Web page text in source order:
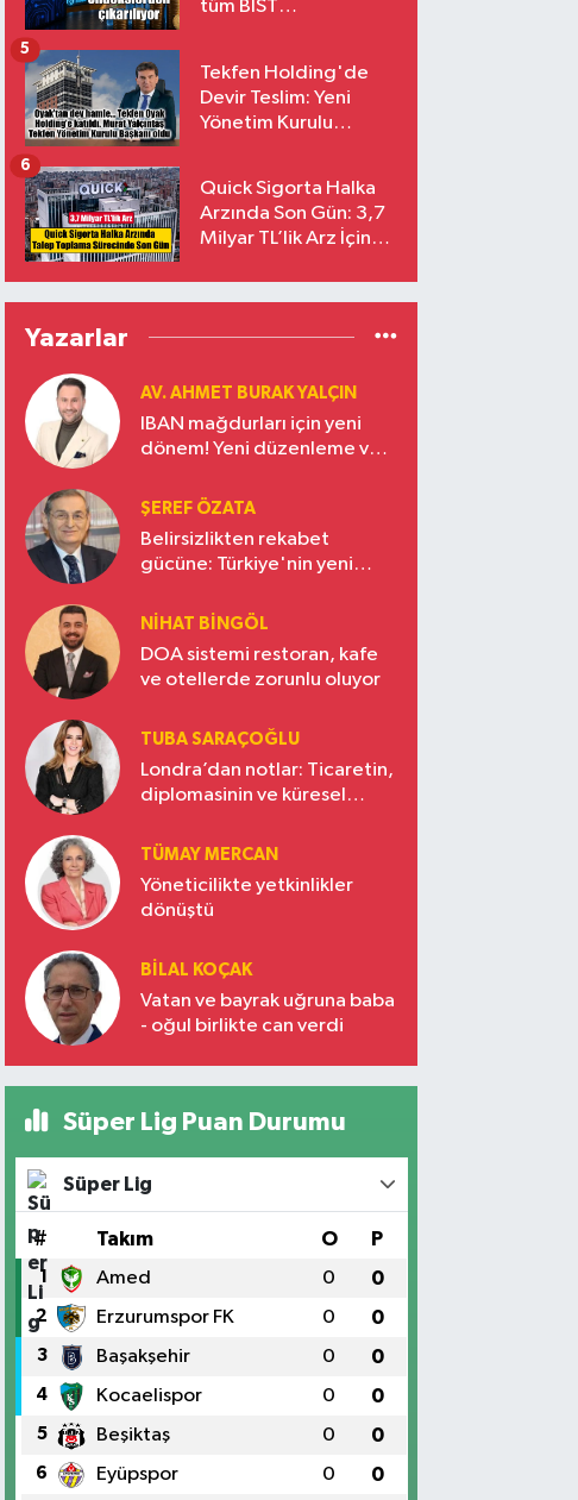
tüm BIST
Tekfen Holding'de
Devir Teslim: Yeni
Yönetim Kurulu
5
Quick Sigorta Halka
Arzında Son Gün: 3,7
Milyar TL’lik Arz İçin
Eriyor
6
Yazarlar
AV. AHMET BURAK YALÇIN
IBAN mağdurları için yeni
dönem! Yeni düzenleme ve
ŞEREF ÖZATA
Belirsizlikten rekabet
gücüne: Türkiye'nin yeni
NIHAT BINGÖL
DOA sistemi restoran, kafe
ve otellerde zorunlu oluyor
TUBA SARAÇOĞLU
Londra’dan notlar: Ticaretin,
diplomasinin ve küresel
Türkiye’nin yükselen gücü
TÜMAY MERCAN
Yöneticilikte yetkinlikler
dönüştü
BILAL KOÇAK
Vatan ve bayrak uğruna baba
- oğul birlikte can verdi
Süper Lig Puan Durumu
Süper Lig
# Takım O P
1 Amed 0 0
2 Erzurumspor FK 0 0
3 Başakşehir 0 0
4 Kocaelispor 0 0
5 Beşiktaş 0 0
6 Eyüpspor 0 0